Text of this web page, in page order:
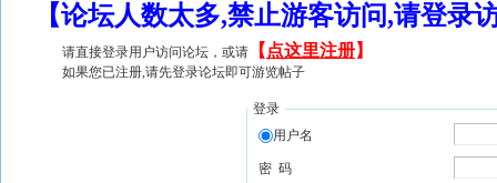
【论坛人数太多,禁止游客访问,请登
请直接登录用户访问论坛，或请 【 点这里注册】
如果您已注册,请先登录论坛即可游览帖子
登录
用户名
密 码